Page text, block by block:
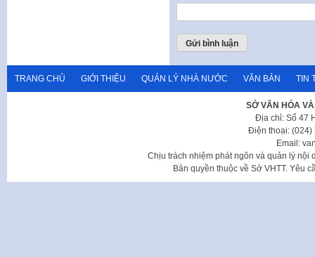
TRANG CHỦ GIỚI THIỆU QUẢN LÝ NHÀ NƯỚC VĂN BẢN TIN
SỞ VĂN HÓA
Địa chỉ: Số 47
Điện thoại: (024)
Email:
Chịu trách nhiệm phát ngôn và quản lý nội
Bản quyền thuộc về Sở VHTT. Yêu